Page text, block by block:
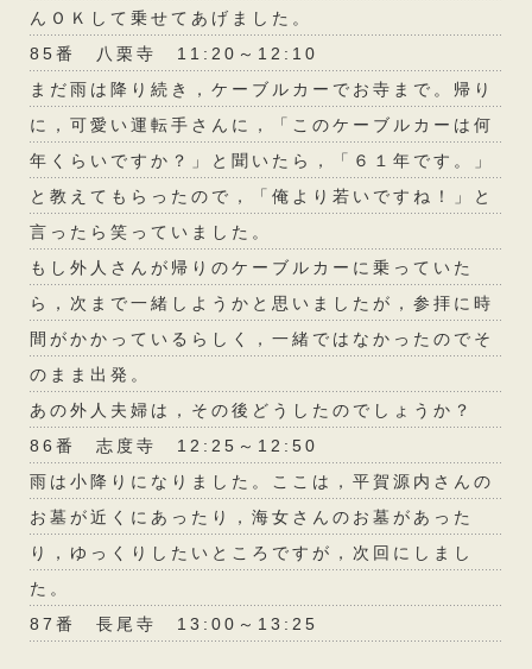
んＯＫして乗せてあげました。
85番 八栗寺 11:20～12:10
まだ雨は降り続き，ケーブルカーでお寺まで。帰り
に，可愛い運転手さんに，「このケーブルカーは何
年くらいですか？」と聞いたら，「６１年です。」
と教えてもらったので，「俺より若いですね！」と
言ったら笑っていました。
もし外人さんが帰りのケーブルカーに乗っていた
ら，次まで一緒しようかと思いましたが，参拝に時
間がかかっているらしく，一緒ではなかったのでそ
のまま出発。
あの外人夫婦は，その後どうしたのでしょうか？
86番 志度寺 12:25～12:50
雨は小降りになりました。ここは，平賀源内さんの
お墓が近くにあったり，海女さんのお墓があった
り，ゆっくりしたいところですが，次回にしまし
た。
87番 長尾寺 13:00～13:25